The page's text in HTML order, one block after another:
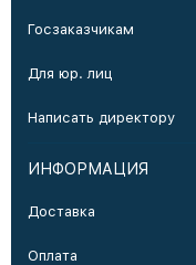
Госзаказчикам
Для юр. лиц
Написать директору
ИНФОРМАЦИЯ
Доставка
Оплата